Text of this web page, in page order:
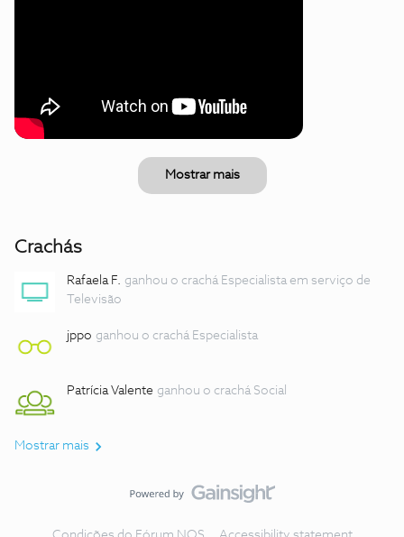
Mostrar mais
Crachás
Rafaela F. ganhou o crachá Especialista em serviço de
Televisão
jppo ganhou o crachá Especialista
Patrícia Valente ganhou o crachá Social
Mostrar mais